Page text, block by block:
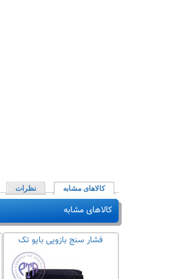
کالاهای مشابه (لبه فعال)نظرات
کالاهای مشابه
فشار سنج بازویی بایو تک